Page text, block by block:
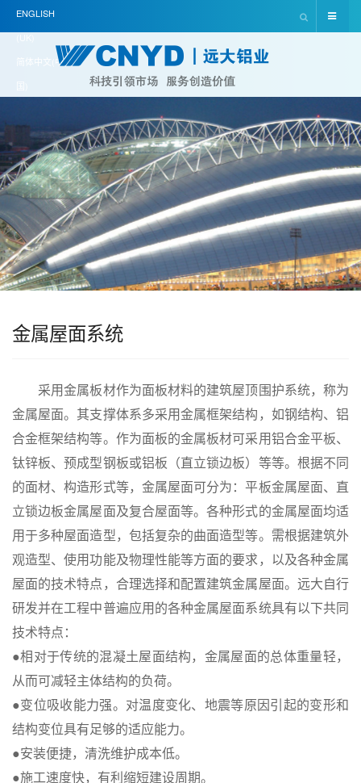
ENGLISH
(UK)
简体中文(中
国)
金属屋面系统
采用金属板材作为面板材料的建筑屋顶围护系统，称为
金属屋面。其支撑体系多采用金属框架结构，如钢结构、铝
合金框架结构等。作为面板的金属板材可采用铝合金平板、
钛锌板、预成型钢板或铝板（直立锁边板）等等。根据不同
的面材、构造形式等，金属屋面可分为：平板金属屋面、直
立锁边板金属屋面及复合屋面等。各种形式的金属屋面均适
用于多种屋面造型，包括复杂的曲面造型等。需根据建筑外
观造型、使用功能及物理性能等方面的要求，以及各种金属
屋面的技术特点，合理选择和配置建筑金属屋面。远大自行
研发并在工程中普遍应用的各种金属屋面系统具有以下共同
技术特点：
●相对于传统的混凝土屋面结构，金属屋面的总体重量轻，
从而可减轻主体结构的负荷。
●变位吸收能力强。对温度变化、地震等原因引起的变形和
结构变位具有足够的适应能力。
●安装便捷，清洗维护成本低。
●施工速度快，有利缩短建设周期。